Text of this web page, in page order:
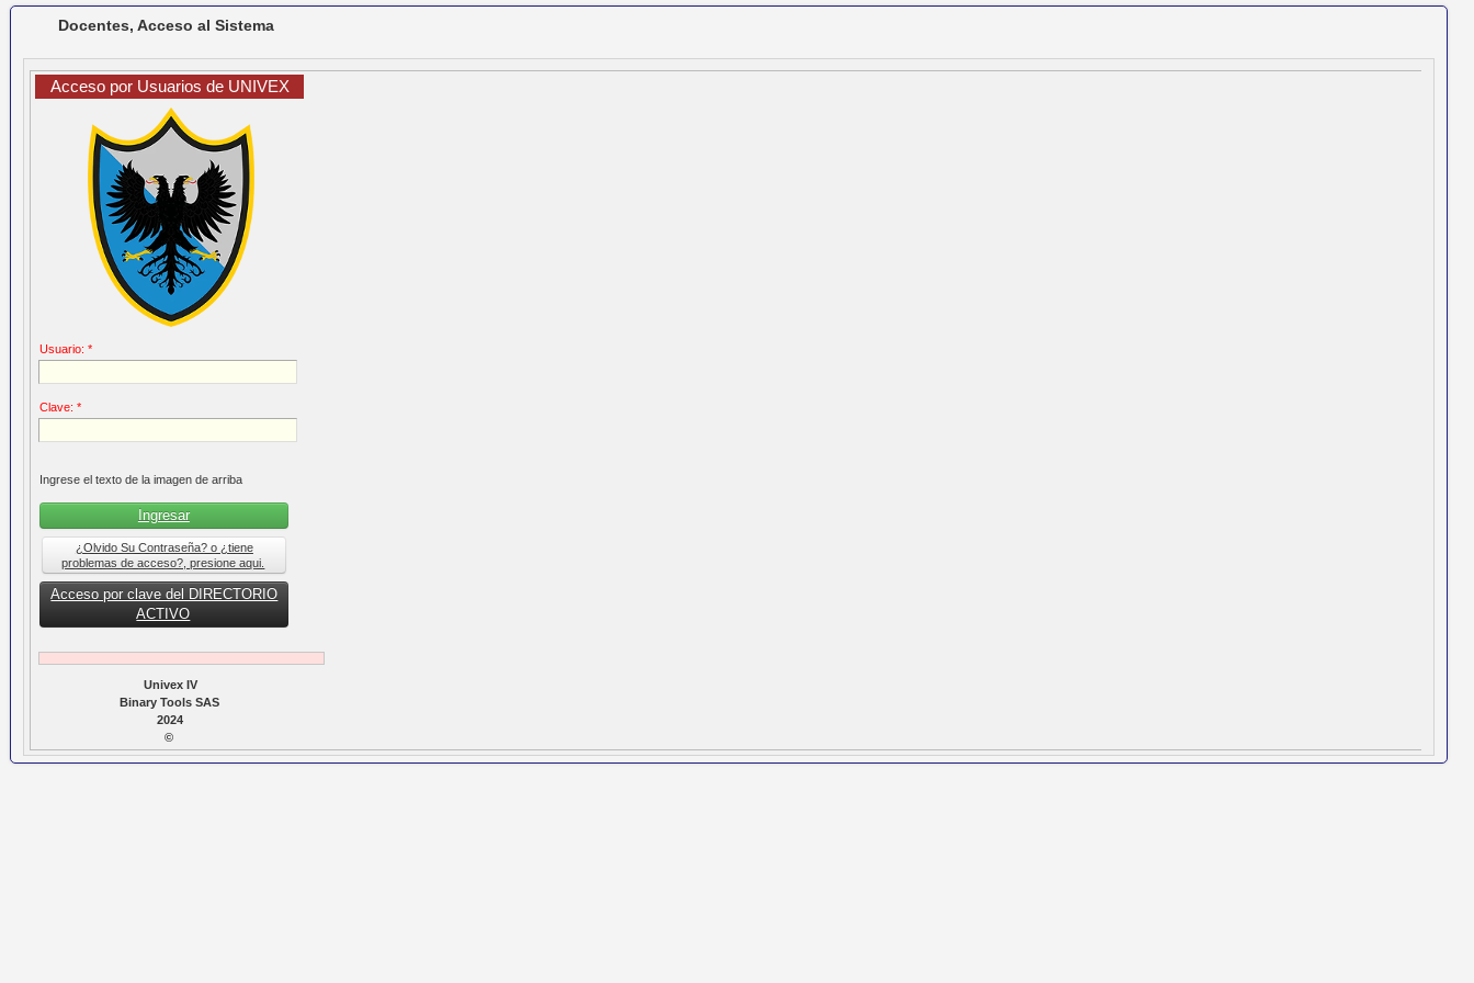
Docentes, Acceso al Sistema
Acceso por Usuarios de UNIVEX
Usuario: *
Clave: *
Ingrese el texto de la imagen de arriba
Ingresar
¿Olvido Su Contraseña? o ¿tiene
problemas de acceso?, presione aqui.
Acceso por clave del DIRECTORIO
ACTIVO
Univex IV
Binary Tools SAS
2024
©